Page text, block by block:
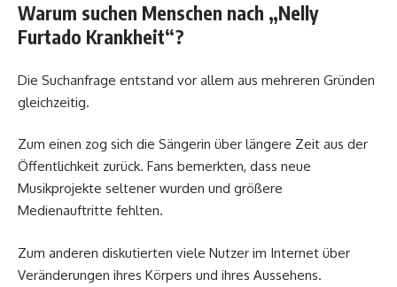
Warum suchen Menschen nach „Nelly
Furtado Krankheit“?
Die Suchanfrage entstand vor allem aus mehreren Gründen
gleichzeitig.
Zum einen zog sich die Sängerin über längere Zeit aus der
Öffentlichkeit zurück. Fans bemerkten, dass neue
Musikprojekte seltener wurden und größere
Medienauftritte fehlten.
Zum anderen diskutierten viele Nutzer im Internet über
Veränderungen ihres Körpers und ihres Aussehens.